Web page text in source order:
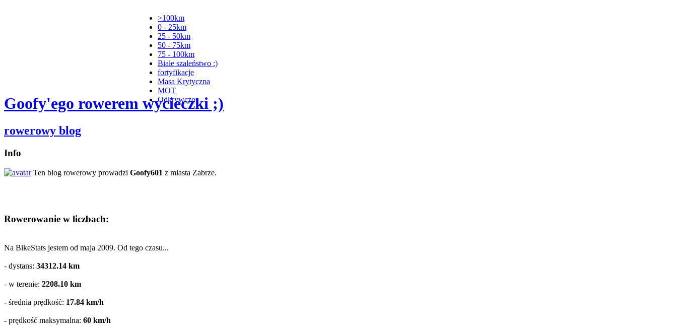
>100km
0 - 25km
25 - 50km
50 - 75km
75 - 100km
Białe szaleństwo :)
fortyfikacje
Masa Krytyczna
MOT
Odkrywczo
Goofy'ego rowerem wycieczki ;)
rowerowy blog
Info
Ten blog rowerowy prowadzi Goofy601 z miasta Zabrze.
Rowerowanie w liczbach:
Na BikeStats jestem od maja 2009. Od tego czasu...
- dystans: 34312.14 km
- w terenie: 2208.10 km
- średnia prędkość: 17.84 km/h
- prędkość maksymalna: 60 km/h